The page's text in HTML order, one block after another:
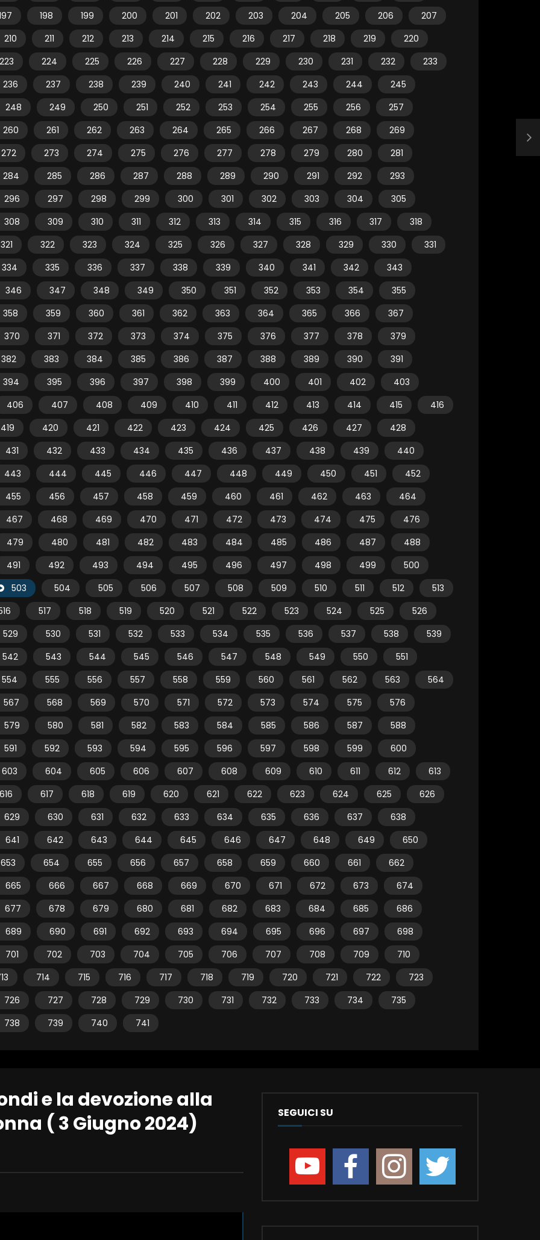
198 199 200 201 202 203 204 205 206
207
210
211 212 213 214 215 216 217 218 219
220
223
224 225 226 227 228 229 230 231 232
233
236
237 238 239 240 241 242 243 244
245
248
249 250 251 252 253 254 255 256
257
260
261 262 263 264 265 266 267 268
269
272
273 274 275 276 277 278 279 280
281
284
285 286 287 288 289 290 291 292
293
296
297 298 299 300 301 302 303 304
305
308
309 310 311 312 313 314 315 316 317
318
321
322 323 324 325 326 327 328 329 330
331
334
335 336 337 338 339 340 341 342
343
346
347 348 349 350 351 352 353 354
355
358
359 360 361 362 363 364 365 366
367
370
371 372 373 374 375 376 377 378
379
382
383 384 385 386 387 388 389 390
391
394
395 396 397 398 399 400 401 402
403
406
407 408 409 410 411 412 413 414 415
416
419
420 421 422 423 424 425 426 427
428
431
432 433 434 435 436 437 438 439
440
443
444 445 446 447 448 449 450 451
452
455
456 457 458 459 460 461 462 463
464
467
468 469 470 471 472 473 474 475
476
479
480 481 482 483 484 485 486 487
488
491
492 493 494 495 496 497 498 499
500
503
504 505 506 507 508 509 510 511 512
513
517 518 519 520 521 522 523 524 525
526
529
530 531 532 533 534 535 536 537 538
539
542
543 544 545 546 547 548 549 550
551
554
555 556 557 558 559 560 561 562 563
564
567
568 569 570 571 572 573 574 575
576
579
580 581 582 583 584 585 586 587
588
591
592 593 594 595 596 597 598 599
600
603
604 605 606 607 608 609 610 611 612
613
616
617 618 619 620 621 622 623 624 625
626
629
630 631 632 633 634 635 636 637
638
641
642 643 644 645 646 647 648 649
650
653
654 655 656 657 658 659 660 661
662
665
666 667 668 669 670 671 672 673
674
677
678 679 680 681 682 683 684 685
686
689
690 691 692 693 694 695 696 697
698
701
702 703 704 705 706 707 708 709
710
714 715 716 717 718 719 720 721 722
723
726
727 728 729 730 731 732 733 734
735
738
739 740 741
e la devozione alla
( 3 Giugno 2024)
SEGUICI SU